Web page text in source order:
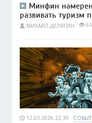
Минфин намерен
развивать туризм
МИХАИЛ ДЕЛЯГИН
12.03.2026 22:39